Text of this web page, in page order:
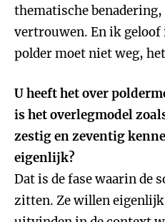
thematische
vertrouwen. En ik geloof
polder moet niet weg,
U heeft het over
is het overlegmodel
zestig en zeventig
eigenlijk?
Dat is de fase waarin de
zitten. Ze willen